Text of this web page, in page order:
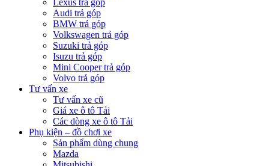
Lexus trả góp
Audi trả góp
BMW trả góp
Volkswagen trả góp
Suzuki trả góp
Isuzu trả góp
Mini Cooper trả góp
Volvo trả góp
Tư vấn xe
Tư vấn xe cũ
Giá xe ô tô Tải
Các dòng xe ô tô Tải
Phụ kiện – đồ chơi xe
Sản phẩm dùng chung
Mazda